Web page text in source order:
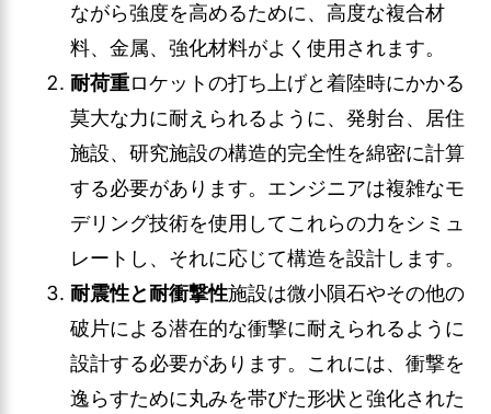
ながら強度を高めるために、高度な複合材
料、金属、強化材料がよく使用されます。
耐荷重ロケットの打ち上げと着陸時にかかる
莫大な力に耐えられるように、発射台、居住
施設、研究施設の構造的完全性を綿密に計算
する必要があります。エンジニアは複雑なモ
デリング技術を使用してこれらの力をシミュ
レートし、それに応じて構造を設計します。
耐震性と耐衝撃性施設は微小隕石やその他の
破片による潜在的な衝撃に耐えられるように
設計する必要があります。これには、衝撃を
逸らすために丸みを帯びた形状と強化された